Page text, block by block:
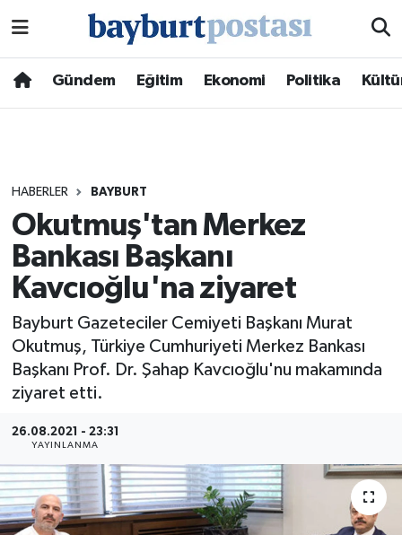
Gündem Eğitim Ekonomi Politika
HABERLER BAYBURT
Okutmuş'tan Merkez
Bankası Başkanı
Kavcıoğlu'na ziyaret
Bayburt Gazeteciler Cemiyeti Başkanı Murat
Okutmuş, Türkiye Cumhuriyeti Merkez Bankası
Başkanı Prof. Dr. Şahap Kavcıoğlu'nu makamında
ziyaret etti.
26.08.2021 - 23:31
YAYINLANMA
Hava Durumu
Süper Lig Puan Durumu ve Fikstür
Tüm Manşetler
Son Dakika Haberleri
Haber Arşivi